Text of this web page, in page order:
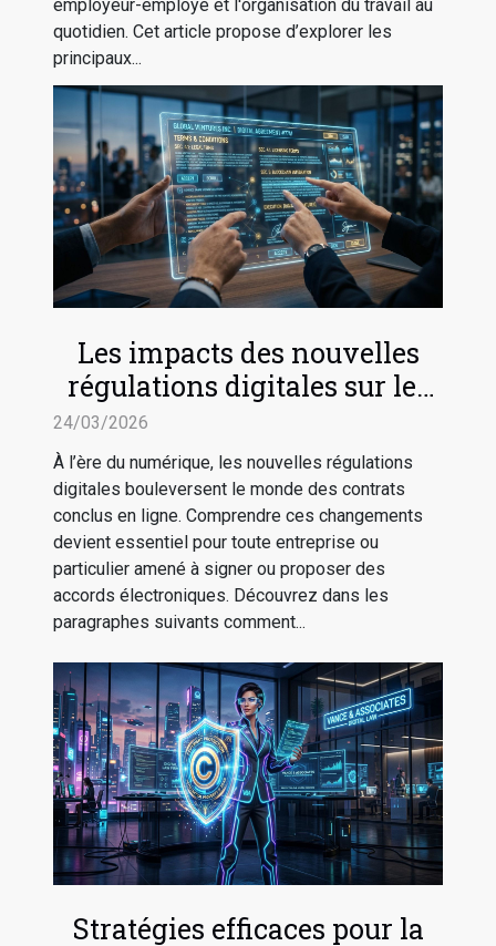
employeur-employé et l'organisation du travail au
quotidien. Cet article propose d’explorer les
principaux...
Les impacts des nouvelles
régulations digitales sur les
contrats en ligne
24/03/2026
À l’ère du numérique, les nouvelles régulations
digitales bouleversent le monde des contrats
conclus en ligne. Comprendre ces changements
devient essentiel pour toute entreprise ou
particulier amené à signer ou proposer des
accords électroniques. Découvrez dans les
paragraphes suivants comment...
Stratégies efficaces pour la